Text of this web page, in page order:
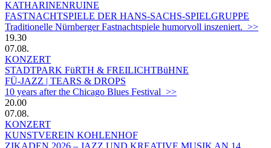
KATHARINENRUINE
FASTNACHTSPIELE DER HANS-SACHS-SPIELGRUPPE
Traditionelle Nürnberger Fastnachtspiele humorvoll inszeniert. >>
19.30
07.08.
KONZERT
STADTPARK FüRTH & FREILICHTBüHNE
FÜ-JAZZ | TEARS & DROPS
10 years after the Chicago Blues Festival >>
20.00
07.08.
KONZERT
KUNSTVEREIN KOHLENHOF
ZIKADEN 2026 – JAZZ UND KREATIVE MUSIK AN 14